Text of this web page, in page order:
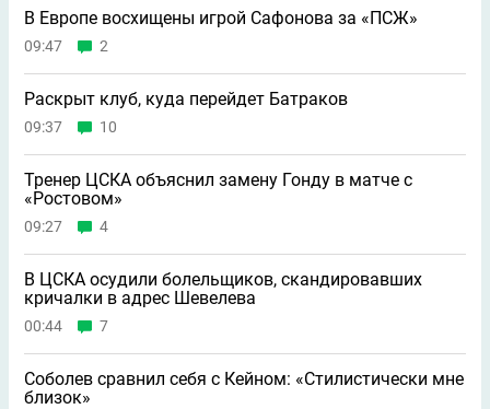
В Европе восхищены игрой Сафонова за «ПСЖ»
09:47 2
Раскрыт клуб, куда перейдет Батраков
09:37 10
Тренер ЦСКА объяснил замену Гонду в матче с
«Ростовом»
09:27 4
В ЦСКА осудили болельщиков, скандировавших
кричалки в адрес Шевелева
00:44 7
Соболев сравнил себя с Кейном: «Стилистически мне
близок»